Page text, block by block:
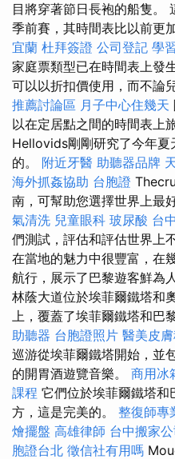
目將穿著節日長袍的船隻。
季前賽，其時間表比以前更
宜蘭 杜拜簽證 公司登記 學
家庭票類型已在時間表上發
可以以折扣價使用，而不論
推薦討論區 月子中心住幾天
以在定居點之間的時間表上
Hellovids剛剛研究了今年夏
的。 附近牙醫 助聽器品牌
海外抓姦協助 台胞證
南，可幫助您選擇世界上最
氣清洗 兒童眼科 玻尿酸 台
們測試，評估和評估世界上
在當地的魅力中很豐富，在
航行，展示了巴黎遊客鮮為
林蔭大道位於埃菲爾鐵塔和
上，覆蓋了埃菲爾鐵塔和巴
助聽器 台胞證照片 醫美皮
巡游從埃菲爾鐵塔開始，並
的開胃酒遊覽音樂。 商用冰
課程 它們位於埃菲爾鐵塔和
方，這是完美的。 整復師專
燴擺盤 高雄律師 台中搬家
胞證台北 徵信社有用嗎